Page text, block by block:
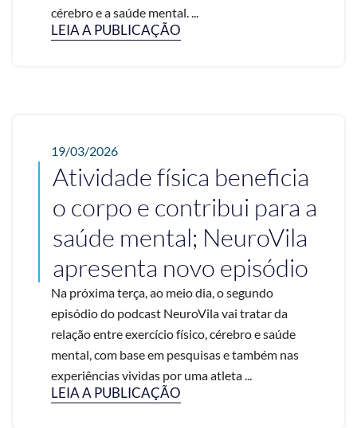
cérebro e a saúde mental. ...
LEIA A PUBLICAÇÃO
19/03/2026
Atividade física beneficia
o corpo e contribui para a
saúde mental; NeuroVila
apresenta novo episódio
Na próxima terça, ao meio dia, o segundo
episódio do podcast NeuroVila vai tratar da
relação entre exercício físico, cérebro e saúde
mental, com base em pesquisas e também nas
experiências vividas por uma atleta ...
LEIA A PUBLICAÇÃO